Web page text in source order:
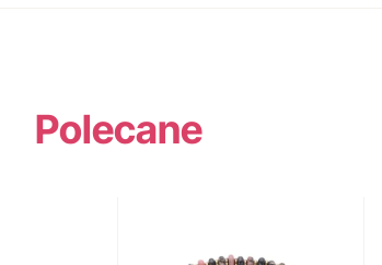
Polecane